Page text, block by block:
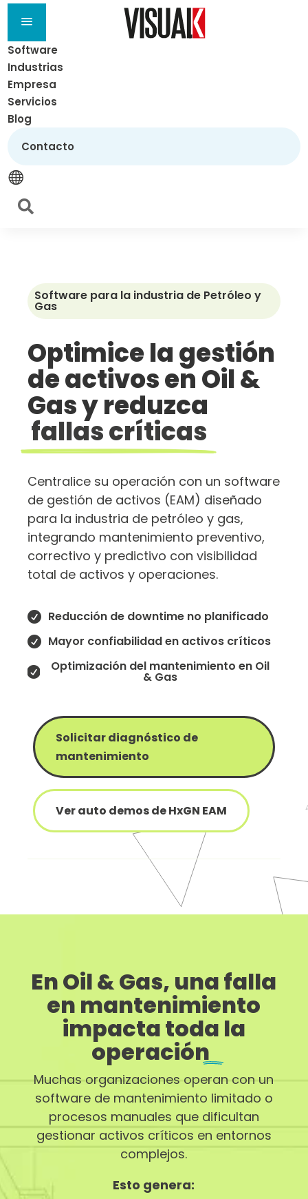
a
Software
Industrias
Empresa
Servicios
Blog
Contacto


Software para la industria de Petróleo y
Gas
Optimice la gestión
de activos en Oil &
Gas y reduzca
fallas críticas
Centralice su operación con un software
de gestión de activos (EAM) diseñado
para la industria de petróleo y gas,
integrando mantenimiento preventivo,
correctivo y predictivo con visibilidad
total de activos y operaciones.
 Reducción de downtime no planificado
 Mayor confiabilidad en activos críticos
 Optimización del mantenimiento en Oil
& Gas
Solicitar diagnóstico de
mantenimiento
Ver auto demos de HxGN EAM
En Oil & Gas, una falla
en mantenimiento
impacta toda la
operación
Muchas organizaciones operan con un
software de mantenimiento limitado o
procesos manuales que dificultan
gestionar activos críticos en entornos
complejos.
Esto genera: